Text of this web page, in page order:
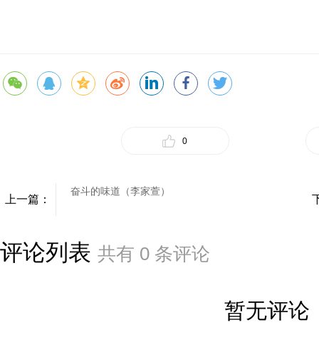
0
上一篇：
奋斗的味道（李家萱）
评论列表 共有 0 条评论
暂无评论